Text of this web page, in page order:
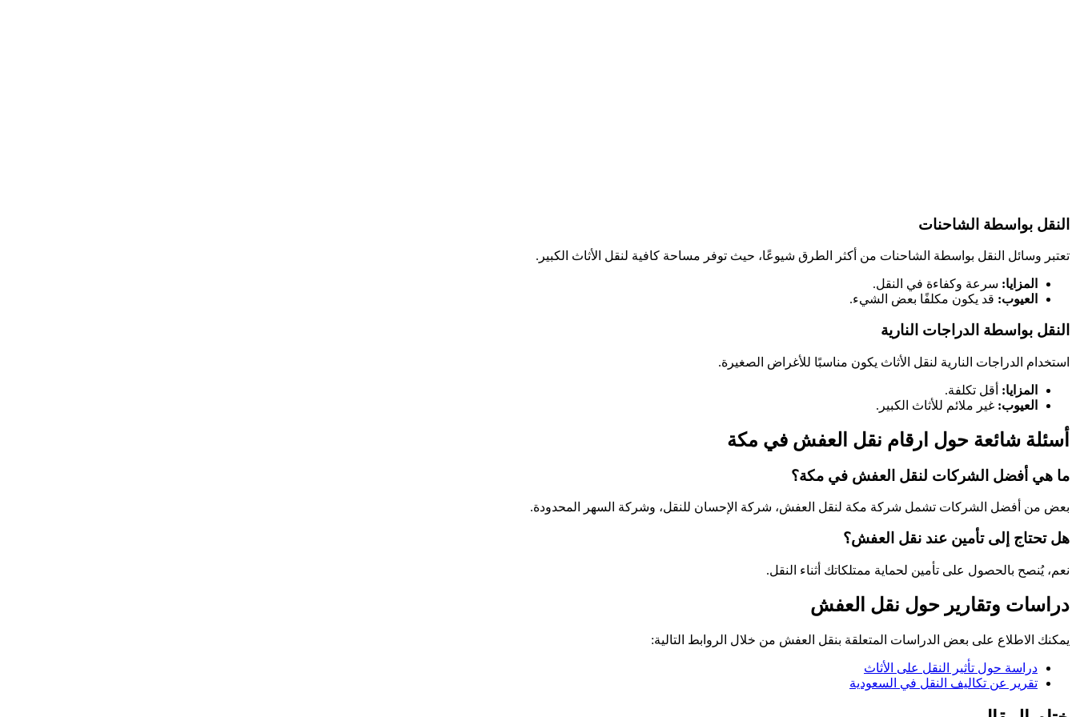
النقل بواسطة الشاحنات
تعتبر وسائل النقل بواسطة الشاحنات من أكثر الطرق شيوعًا، حيث توفر مساحة كافية لنقل الأثاث الكبير.
المزايا: سرعة وكفاءة في النقل.
العيوب: قد يكون مكلفًا بعض الشيء.
النقل بواسطة الدراجات النارية
استخدام الدراجات النارية لنقل الأثاث يكون مناسبًا للأغراض الصغيرة.
المزايا: أقل تكلفة.
العيوب: غير ملائم للأثاث الكبير.
أسئلة شائعة حول ارقام نقل العفش في مكة
ما هي أفضل الشركات لنقل العفش في مكة؟
بعض من أفضل الشركات تشمل شركة مكة لنقل العفش، شركة الإحسان للنقل، وشركة السهر المحدودة.
هل تحتاج إلى تأمين عند نقل العفش؟
نعم، يُنصح بالحصول على تأمين لحماية ممتلكاتك أثناء النقل.
دراسات وتقارير حول نقل العفش
يمكنك الاطلاع على بعض الدراسات المتعلقة بنقل العفش من خلال الروابط التالية:
دراسة حول تأثير النقل على الأثاث
تقرير عن تكاليف النقل في السعودية